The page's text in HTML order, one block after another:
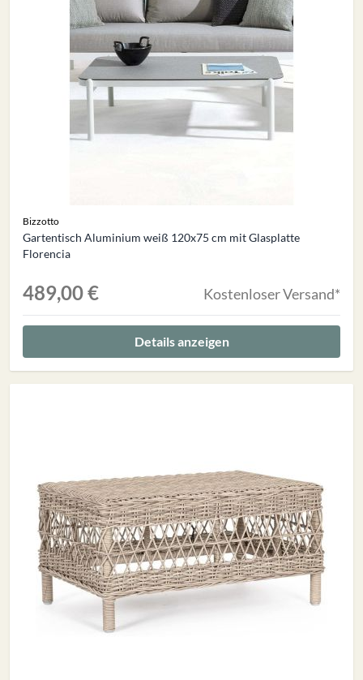
Bizzotto
Gartentisch Aluminium weiß 120x75 cm mit Glasplatte
Florencia
489,00 € Kostenloser Versand*
Details anzeigen